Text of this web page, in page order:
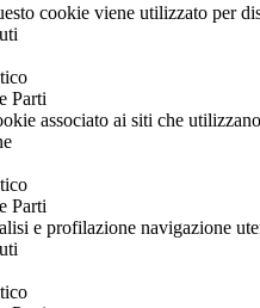
cookie viene utilizzato per
Parti
associato ai siti che
Parti
e profilazione navigazione